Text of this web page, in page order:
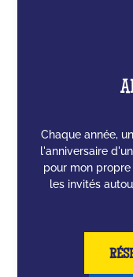
Chaque année,
l'anniversaire
pour mon propre
les invités